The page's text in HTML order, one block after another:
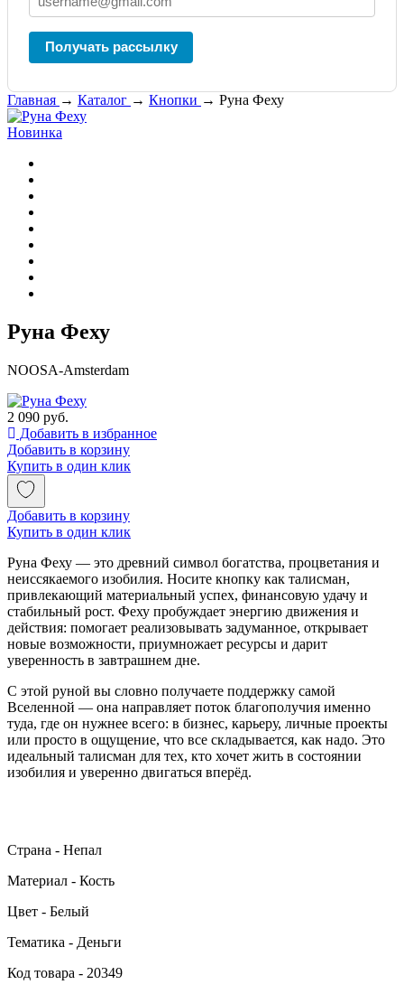
Получать рассылку
Главная → Каталог → Кнопки → Руна Феху
Новинка
Руна Феху
NOOSA-Amsterdam
2 090 руб.
Добавить в избранное
Добавить в корзину
Купить в один клик
Добавить в корзину
Купить в один клик
Руна Феху — это древний символ богатства, процветания и
неиссякаемого изобилия. Носите кнопку как талисман,
привлекающий материальный успех, финансовую удачу и
стабильный рост. Феху пробуждает энергию движения и
действия: помогает реализовывать задуманное, открывает
новые возможности, приумножает ресурсы и дарит
уверенность в завтрашнем дне.
С этой руной вы словно получаете поддержку самой
Вселенной — она направляет поток благополучия именно
туда, где он нужнее всего: в бизнес, карьеру, личные проекты
или просто в ощущение, что все складывается, как надо. Это
идеальный талисман для тех, кто хочет жить в состоянии
изобилия и уверенно двигаться вперёд.
Страна - Непал
Материал - Кость
Цвет - Белый
Тематика - Деньги
Код товара - 20349